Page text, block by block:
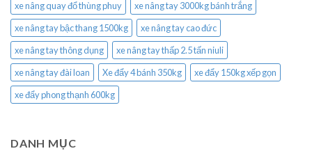
xe nâng quay đổ thùng phuy
xe nâng tay 3000kg bánh trắng
xe nâng tay bậc thang 1500kg
xe nâng tay cao đức
xe nâng tay thông dụng
xe nâng tay thấp 2.5 tấn niuli
xe nâng tay đài loan
Xe đẩy 4 bánh 350kg
xe đẩy 150kg xếp gọn
xe đẩy phong thạnh 600kg
DANH MỤC